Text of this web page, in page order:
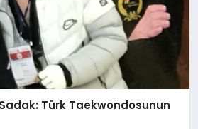
Türk Taekwondosunun